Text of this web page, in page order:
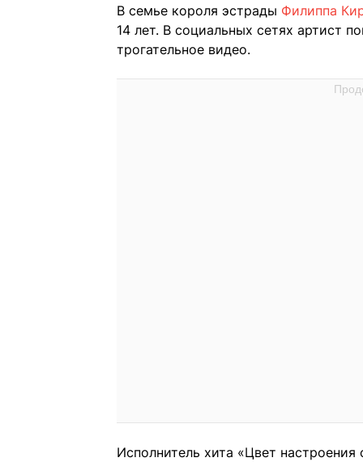
В семье короля эстрады Филиппа
14 лет. В социальных сетях артист
трогательное видео.
Исполнитель хита «Цвет